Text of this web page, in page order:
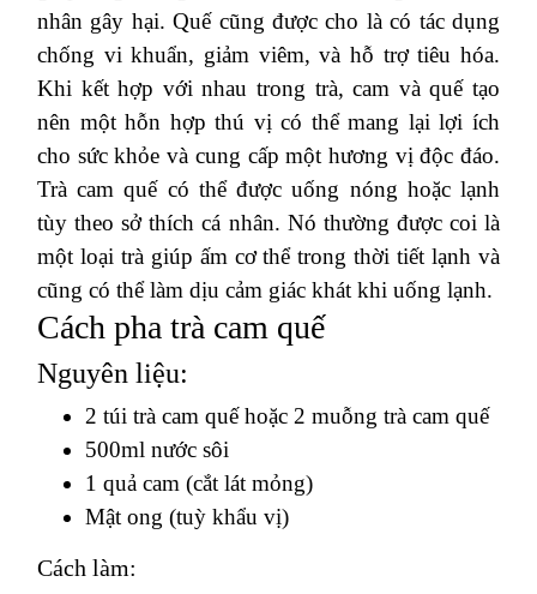
nhân gây hại. Quế cũng được cho là có tác dụng
chống vi khuẩn, giảm viêm, và hỗ trợ tiêu hóa.
Khi kết hợp với nhau trong trà, cam và quế tạo
nên một hỗn hợp thú vị có thể mang lại lợi ích
cho sức khỏe và cung cấp một hương vị độc đáo.
Trà cam quế có thể được uống nóng hoặc lạnh
tùy theo sở thích cá nhân. Nó thường được coi là
một loại trà giúp ấm cơ thể trong thời tiết lạnh và
cũng có thể làm dịu cảm giác khát khi uống lạnh.
Cách pha trà cam quế
Nguyên liệu:
2 túi trà cam quế hoặc 2 muỗng trà cam quế
500ml nước sôi
1 quả cam (cắt lát mỏng)
Mật ong (tuỳ khẩu vị)
Cách làm: